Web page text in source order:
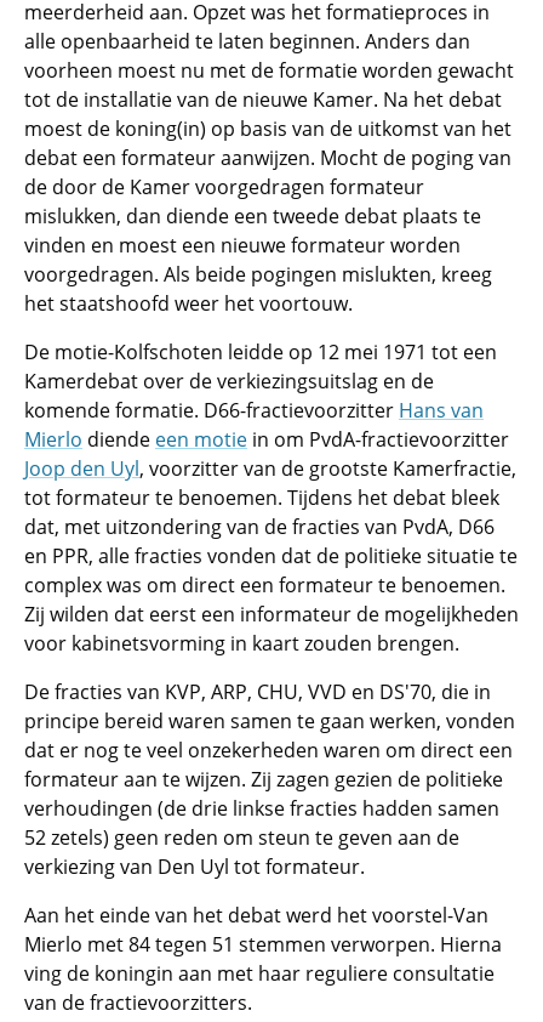
meerderheid aan. Opzet was het formatieproces in
alle openbaarheid te laten beginnen. Anders dan
voorheen moest nu met de formatie worden gewacht
tot de installatie van de nieuwe Kamer. Na het debat
moest de koning(in) op basis van de uitkomst van het
debat een formateur aanwijzen. Mocht de poging van
de door de Kamer voorgedragen formateur
mislukken, dan diende een tweede debat plaats te
vinden en moest een nieuwe formateur worden
voorgedragen. Als beide pogingen mislukten, kreeg
het staatshoofd weer het voortouw.
De motie-Kolfschoten leidde op 12 mei 1971 tot een
Kamerdebat over de verkiezingsuitslag en de
komende formatie. D66-fractievoorzitter Hans van
Mierlo diende een motie in om PvdA-fractievoorzitter
Joop den Uyl, voorzitter van de grootste Kamerfractie,
tot formateur te benoemen. Tijdens het debat bleek
dat, met uitzondering van de fracties van PvdA, D66
en PPR, alle fracties vonden dat de politieke situatie te
complex was om direct een formateur te benoemen.
Zij wilden dat eerst een informateur de mogelijkheden
voor kabinetsvorming in kaart zouden brengen.
De fracties van KVP, ARP, CHU, VVD en DS'70, die in
principe bereid waren samen te gaan werken, vonden
dat er nog te veel onzekerheden waren om direct een
formateur aan te wijzen. Zij zagen gezien de politieke
verhoudingen (de drie linkse fracties hadden samen
52 zetels) geen reden om steun te geven aan de
verkiezing van Den Uyl tot formateur.
Aan het einde van het debat werd het voorstel-Van
Mierlo met 84 tegen 51 stemmen verworpen. Hierna
ving de koningin aan met haar reguliere consultatie
van de fractievoorzitters.